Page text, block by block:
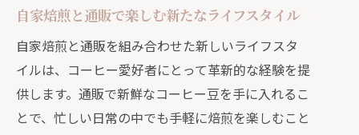
忙しい生活に通販がもたらす癒しの時
間
通販で叶える特別なコーヒー体験
通販で手に入る自家焙煎コーヒーの奥深さ
通販で発見する自家焙煎の新たな魅力
自家焙煎と通販で楽しむ新たなライフスタイル
自家焙煎と通販を組み合わせた新しいライフスタ
イルは、コーヒー愛好者にとって革新的な経験を提
供します。通販で新鮮なコーヒー豆を手に入れるこ
とで、忙しい日常の中でも手軽に焙煎を楽しむこと